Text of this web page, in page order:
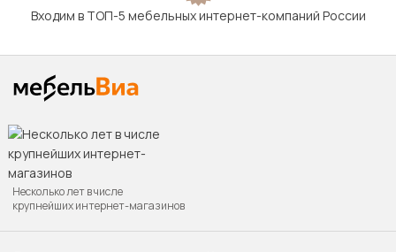
Входим в ТОП-5 мебельных интернет-компаний России
Несколько лет в числе
крупнейших интернет-магазинов